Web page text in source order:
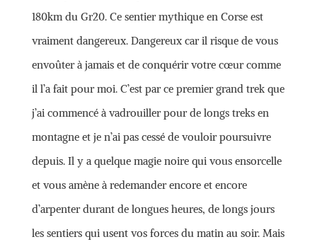
180km du Gr20. Ce sentier mythique en Corse est
vraiment dangereux. Dangereux car il risque de vous
envoûter à jamais et de conquérir votre cœur comme
il l’a fait pour moi. C’est par ce premier grand trek que
j’ai commencé à vadrouiller pour de longs treks en
montagne et je n’ai pas cessé de vouloir poursuivre
depuis. Il y a quelque magie noire qui vous ensorcelle
et vous amène à redemander encore et encore
d’arpenter durant de longues heures, de longs jours
les sentiers qui usent vos forces du matin au soir. Mais